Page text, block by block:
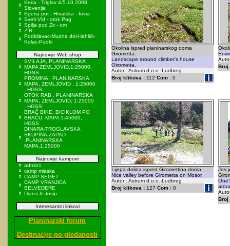
Krma - Triglav 4/5.10.2008
Slovenija
Egeria put - Hrvatska - Iovia
Sveti Vid - otok Pag
Spilja pod Zir - om
ZIR
Podkilavac-Mudna dol-Hahlići-
Kolac-Podki
Najnovije Web shop
SVILAJA, PLANINARSKA
MAPA ZEMLJOVID,1:25000,
HGSS
PROMINA , PLANINARSKA
MAPA, ZEMLJOVID , 1:25000
, HGSS
OTOK RAB , PLANINARSKA
MAPA, ZEMLJOVID, 1:25000
, HGSS
BRAČ BIKE, BICIKLOM PO
BRAČU, MAPA 1:45000,
HGSS
DINARA-TROGLAVSKA
SKUPINA-ZAPAD
,PLANINARSKA
MAPA,1:25000
Najnovije kampovi
admin1
camp mlaska
CAMP SEGET
CAMP VRANJICA
BELVEDERE
Diana & Josip
Interesantni linkovi
Planinarski forum
Destinacije po gledanosti
Okolina ispred planinarskog doma
Girometta.
Landscape around climber's house
Girometta.
Autor : Astrum d.o.o.-Ludbreg
Broj klikova :112 Com :0
Broj
Lijepa dolina ispred Giromettina doma.
Nice valley before Girometta on Mosor.
Autor : Astrum d.o.o.-Ludbreg
Broj klikova :127 Com :0
Jos
Broj